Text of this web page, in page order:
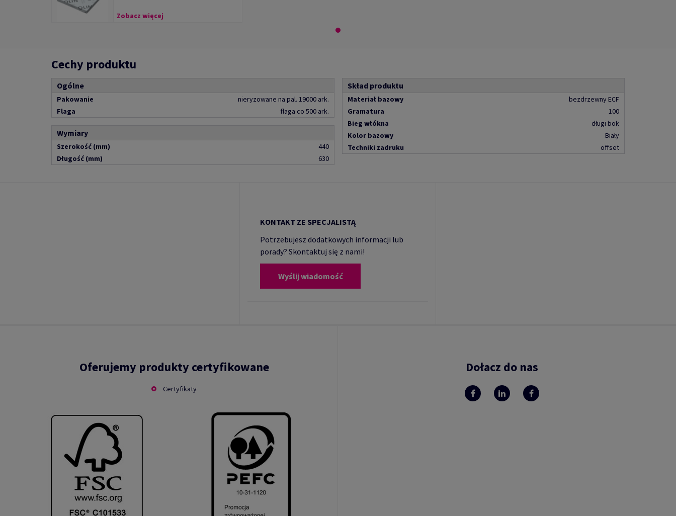
Zobacz więcej
Cechy produktu
Ogólne
Pakowanie
nieryzowane na pal. 19000 ark.
Flaga
flaga co 500 ark.
Wymiary
Szerokość (mm)
440
Długość (mm)
630
Skład produktu
Materiał bazowy
bezdrzewny ECF
Gramatura
100
Bieg włókna
długi bok
Kolor bazowy
Biały
Techniki zadruku
offset
KONTAKT ZE SPECJALISTĄ
Potrzebujesz dodatkowych informacji lub
porady? Skontaktuj się z nami!
Wyślij wiadomość
Oferujemy produkty certyfikowane
Certyfikaty
Dołacz do nas